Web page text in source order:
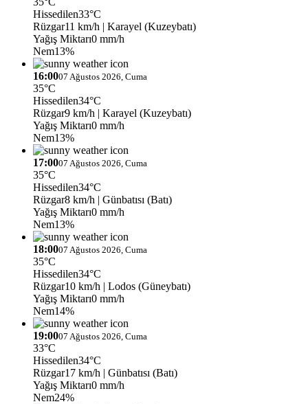
Hissedilen33°C
Rüzgar11 km/h | Karayel (Kuzeybatı)
Yağış Miktarı0 mm/h
Nem13%
16:0007 Ağustos 2026, Cuma
35°C
Hissedilen34°C
Rüzgar9 km/h | Karayel (Kuzeybatı)
Yağış Miktarı0 mm/h
Nem13%
17:0007 Ağustos 2026, Cuma
35°C
Hissedilen34°C
Rüzgar8 km/h | Günbatısı (Batı)
Yağış Miktarı0 mm/h
Nem13%
18:0007 Ağustos 2026, Cuma
35°C
Hissedilen34°C
Rüzgar10 km/h | Lodos (Güneybatı)
Yağış Miktarı0 mm/h
Nem14%
19:0007 Ağustos 2026, Cuma
33°C
Hissedilen34°C
Rüzgar17 km/h | Günbatısı (Batı)
Yağış Miktarı0 mm/h
Nem24%